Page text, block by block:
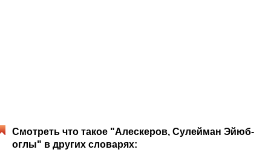
Смотреть что такое "Алескеров, Сулейман Эйюб-
оглы" в других словарях: